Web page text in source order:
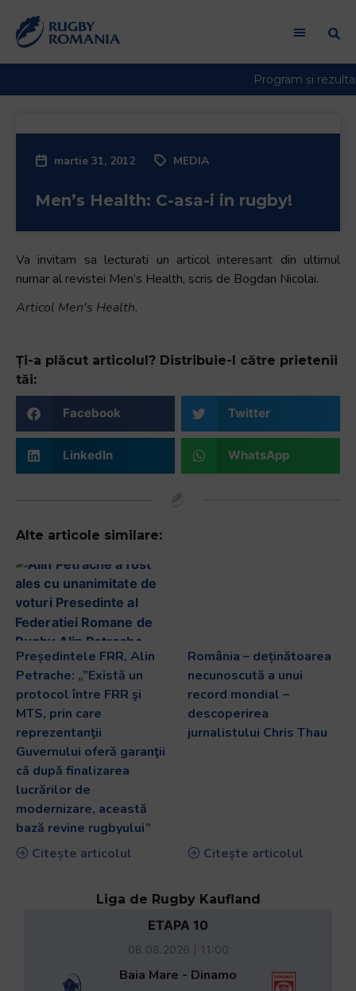
martie 31, 2012 MEDIA
Men’s Health: C-asa-i in rugby!
Va invitam sa lecturati un articol interesant din ultimul
numar al revistei Men’s Health, scris de Bogdan Nicolai.
Articol Men's Health.
Ți-a plăcut articolul? Distribuie-l către prietenii
tăi:
Facebook Twitter
LinkedIn WhatsApp
Alte articole similare:
Președintele FRR, Alin
Petrache: „”Există un
protocol între FRR şi
MTS, prin care
reprezentanţii
Guvernului oferă garanţii
că după finalizarea
lucrărilor de
modernizare, această
bază revine rugbyului”
Citește articolul
România – deținătoarea
necunoscută a unui
record mondial –
descoperirea
jurnalistului Chris Thau
Citește articolul
Liga de Rugby Kaufland
ETAPA 10
08.08.2026 | 11:00
Baia Mare - Dinamo